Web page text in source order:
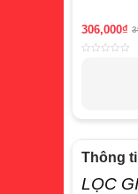
306,000₫
Thông
LỌC